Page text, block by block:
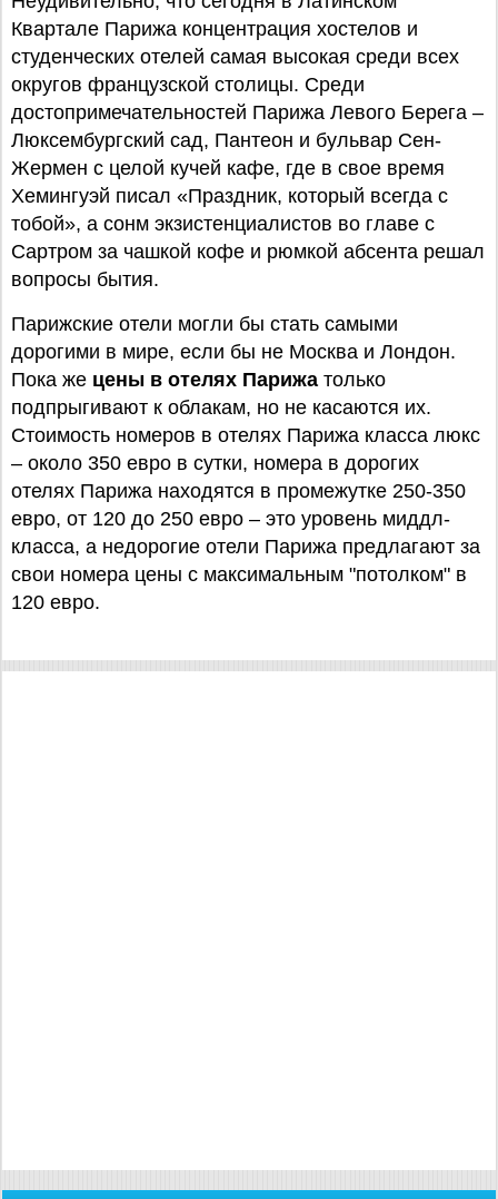
Квартале Парижа концентрация хостелов и
студенческих отелей самая высокая среди всех
округов французской столицы. Среди
достопримечательностей Парижа Левого Берега –
Люксембургский сад, Пантеон и бульвар Сен-
Жермен с целой кучей кафе, где в свое время
Хемингуэй писал «Праздник, который всегда с
тобой», а сонм экзистенциалистов во главе с
Сартром за чашкой кофе и рюмкой абсента решал
вопросы бытия.
Парижские отели могли бы стать самыми
дорогими в мире, если бы не Москва и Лондон.
Пока же цены в отелях Парижа только
подпрыгивают к облакам, но не касаются их.
Стоимость номеров в отелях Парижа класса люкс
– около 350 евро в сутки, номера в дорогих
отелях Парижа находятся в промежутке 250-350
евро, от 120 до 250 евро – это уровень миддл-
класса, а недорогие отели Парижа предлагают за
свои номера цены с максимальным "потолком" в
120 евро.